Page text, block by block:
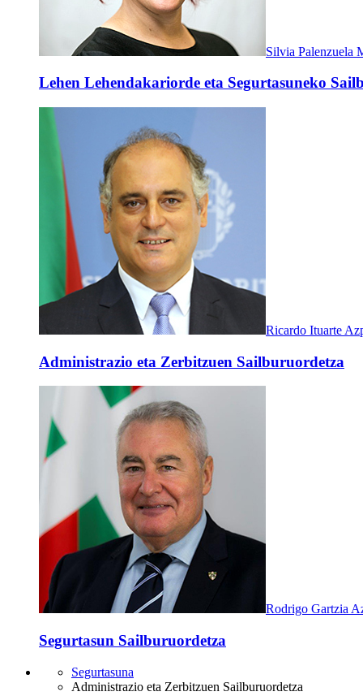
Silvia Palenzuela
Lehen Lehendakariorde eta Segurtasuneko
Ricardo Ituarte
Administrazio eta Zerbitzuen Sailburuordetza
Rodrigo Gartzia
Segurtasun Sailburuordetza
Segurtasuna
Administrazio eta Zerbitzuen Sailburuordetza